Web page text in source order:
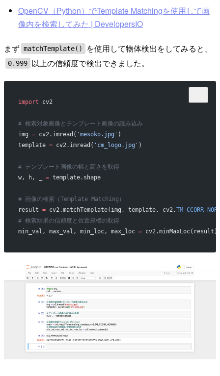
OpenCV（Python）でTemplate Matchingを使用して画
像内を検索してみた | DevelopersIO
まず matchTemplate() を使用して物体検出をしてみると、
0.999 以上の信頼度で検出できました。
import cv2
# 検索対象画像とテンプレート画像の読み込み
img = cv2.imread( 'mesoko.jpg' )
template = cv2.imread( 'cm_logo.jpg' )
# テンプレート画像の幅と高さを取得
w, h, _ = template.shape
# 画像の検索（Template Matching）
result = cv2.matchTemplate(img, template, cv2.
# 検索結果の信頼度と位置座標の取得
min_val, max_val, min_loc, max_loc = cv2.minMaxLoc(result)